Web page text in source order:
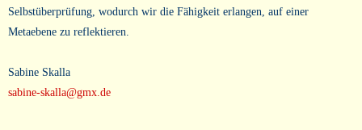
Selbstüberprüfung, wodurch wir die Fähigkeit erlangen, auf einer
Metaebene zu reflektieren.
Sabine Skalla
sabine-skalla@gmx.de